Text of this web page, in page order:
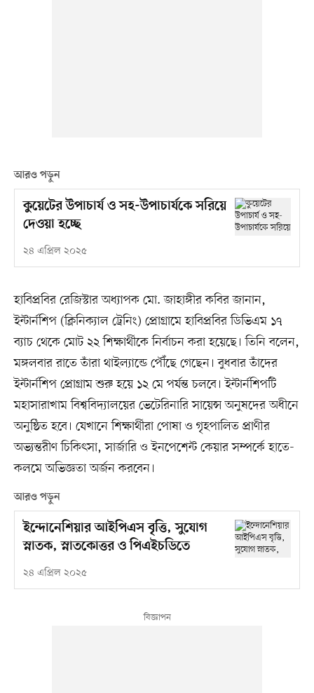
আরও পড়ুন
কুয়েটের উপাচার্য ও সহ-উপাচার্যকে সরিয়ে
দেওয়া হচ্ছে
২৪ এপ্রিল ২০২৫
হাবিপ্রবির রেজিস্টার অধ্যাপক মো. জাহাঙ্গীর কবির জানান,
ইন্টার্নশিপ (ক্লিনিক্যাল ট্রেনিং) প্রোগ্রামে হাবিপ্রবির ডিভিএম ১৭
ব্যাচ থেকে মোট ২২ শিক্ষার্থীকে নির্বাচন করা হয়েছে। তিনি বলেন,
মঙ্গলবার রাতে তাঁরা থাইল্যান্ডে পৌঁছে গেছেন। বুধবার তাঁদের
ইন্টার্নশিপ প্রোগ্রাম শুরু হয়ে ১২ মে পর্যন্ত চলবে। ইন্টার্নশিপটি
মহাসারাখাম বিশ্ববিদ্যালয়ের ভেটেরিনারি সায়েন্স অনুষদের অধীনে
অনুষ্ঠিত হবে। যেখানে শিক্ষার্থীরা পোষা ও গৃহপালিত প্রাণীর
অভ্যন্তরীণ চিকিৎসা, সার্জারি ও ইনপেশেন্ট কেয়ার সম্পর্কে হাতে-
কলমে অভিজ্ঞতা অর্জন করবেন।
আরও পড়ুন
ইন্দোনেশিয়ার আইপিএস বৃত্তি, সুযোগ
স্নাতক, স্নাতকোত্তর ও পিএইচডিতে
২৪ এপ্রিল ২০২৫